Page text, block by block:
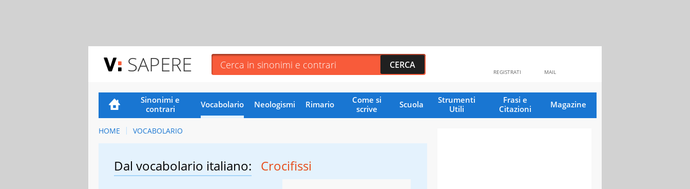
SAPERE MAIL
REGISTRATI
Sinonimi e
contrari
Vocabolario Neologismi Rimario
Come si
scrive
Scuola
Strumenti
Utili
Frasi e
Citazioni
Magazine
HOME VOCABOLARIO
Dal vocabolario italiano: Crocifissi